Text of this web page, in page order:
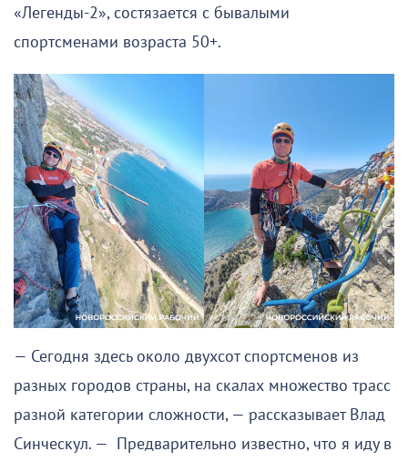
«Легенды-2», состязается с бывалыми
спортсменами возраста 50+.
— Сегодня здесь около двухсот спортсменов из
разных городов страны, на скалах множество трасс
разной категории сложности, — рассказывает Влад
Синческул. — Предварительно известно, что я иду в